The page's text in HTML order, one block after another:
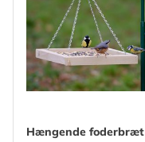
Hængende foderbræt